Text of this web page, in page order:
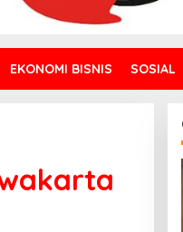
EKONOMI BISNIS SOSIAL